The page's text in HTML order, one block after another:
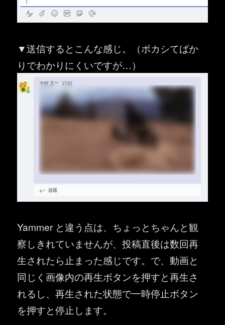
▼送信するとこんな感じ。（ボカシてばか
りでわかりにくいですが…）
Yammer と違う点は、ちょっとちゃんと観
察しきれていませんが、投稿直後は数回再
生されたら止まった感じです。で、動画と
同じく画像内の再生ボタンを押すと再生さ
れるし、再生された状態で一時停止ボタン
を押すと停止します。